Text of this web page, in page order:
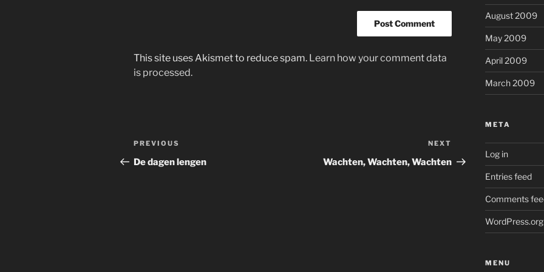
This site uses Akismet to reduce spam. Learn how your comment data
is processed.
Post
navigation
Previous
Post
PREVIOUS
De dagen lengen
Post
NEXT
Wachten, Wachten, Wachten
August 2009
May 2009
April 2009
March 2009
META
Log in
Entries feed
Comments
WordPress.org
MENU